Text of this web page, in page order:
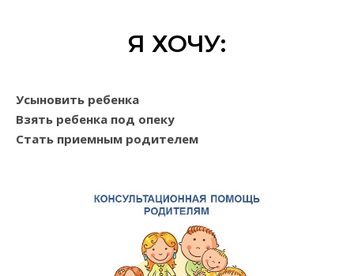
Я ХОЧУ:
Усыновить ребенка
Взять ребенка под опеку
Стать приемным родителем